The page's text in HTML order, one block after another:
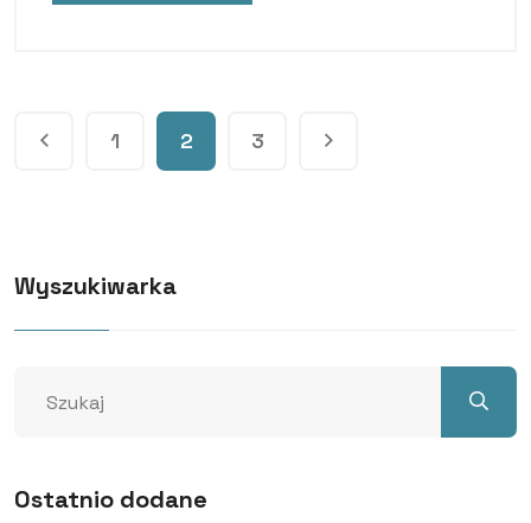
1 2 3
Wyszukiwarka
Ostatnio dodane